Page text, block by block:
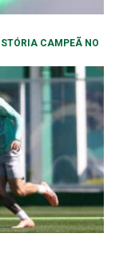
CAMPEÃ NO